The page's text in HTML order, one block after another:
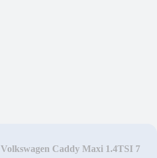
Volkswagen Caddy Maxi 1.4TSI 7